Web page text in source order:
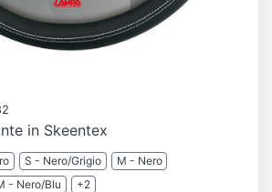
in Skeentex
S - Nero/Grigio
M - Nero
- Nero/Blu +2